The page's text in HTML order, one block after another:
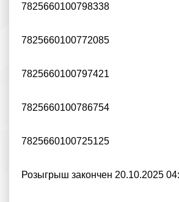
7825660100798338
7825660100772085
7825660100797421
7825660100786754
7825660100725125
Розыгрыш закончен 20.10.2025